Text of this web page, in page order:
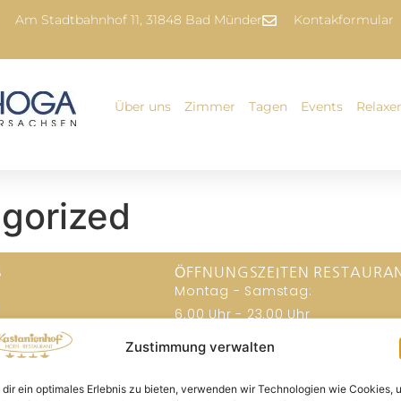
Zustimmung verwalten
dir ein optimales Erlebnis zu bieten, verwenden wir Technologien wie Cookies,
Am Stadtbahnhof 11, 31848 Bad Münder Kontakformular
Über uns Zimmer Tagen Events
ÖFFNUNGSZEITEN
Montag - Samstag:
6.00 Uhr - 23.00 Uhr
6.00 Uhr - 15.00 Uhr
Frühstücksbuffet: